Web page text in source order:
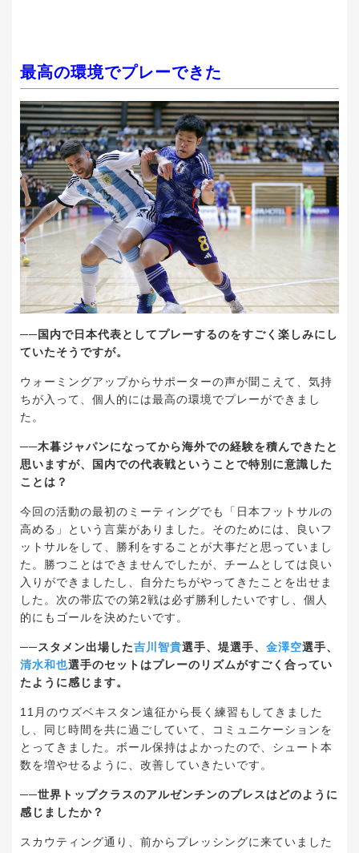
最高の環境でプレーできた
──国内で日本代表としてプレーするのをすごく楽しみにし
ていたそうですが。
ウォーミングアップからサポーターの声が聞こえて、気持
ちが入って、個人的には最高の環境でプレーができまし
た。
──木暮ジャパンになってから海外での経験を積んできたと
思いますが、国内での代表戦ということで特別に意識した
ことは？
今回の活動の最初のミーティングでも「日本フットサルの
高める」という言葉がありました。そのためには、良いフ
ットサルをして、勝利をすることが大事だと思っていまし
た。勝つことはできませんでしたが、チームとしては良い
入りができましたし、自分たちがやってきたことを出せま
した。次の帯広での第2戦は必ず勝利したいですし、個人
的にもゴールを決めたいです。
──スタメン出場した吉川智貴選手、堤選手、 金澤空選手、
清水和也選手のセットはプレーのリズムがすごく合ってい
たように感じます。
11月のウズベキスタン遠征から長く練習もしてきました
し、同じ時間を共に過ごしていて、コミュニケーションを
とってきました。ボール保持はよかったので、シュート本
数を増やせるように、改善していきたいです。
──世界トップクラスのアルゼンチンのプレスはどのように
感じましたか？
スカウティング通り、前からプレッシングに来ていました